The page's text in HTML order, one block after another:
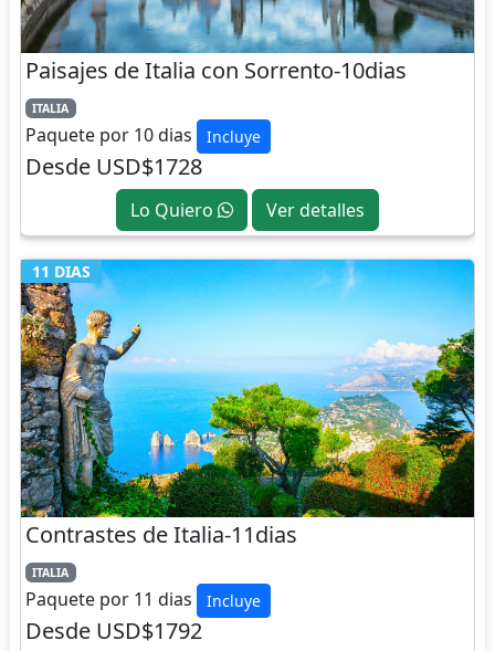
Paisajes de Italia con Sorrento-10dias
ITALIA
Paquete por 10 dias Incluye
Desde USD$1728
Lo Quiero Ver detalles
11 DIAS
Contrastes de Italia-11dias
ITALIA
Paquete por 11 dias Incluye
Desde USD$1792